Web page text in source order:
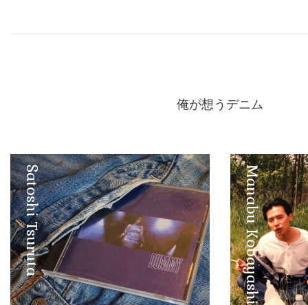
俺が想うデニム
Satoshi Tsuruta Manabu Kobayashi